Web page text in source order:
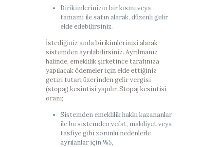
Birikimlerinizin bir kısmı veya
tamamı ile satın alarak, düzenli gelir
elde edebilirsiniz.
İstediğiniz anda birikimlerinizi alarak
sistemden ayrılabilirsiniz. Ayrılmanız
halinde, emeklilik şirketince tarafınıza
yapılacak ödemeler için elde ettiğiniz
getiri tutarı üzerinden gelir vergisi
(stopaj) kesintisi yapılır. Stopaj kesintisi
oranı;
Sistemden emeklilik hakkı kazananlar
ile bu sistemden vefat, maluliyet veya
tasfiye gibi zorunlu nedenlerle
ayrılanlar için %5,